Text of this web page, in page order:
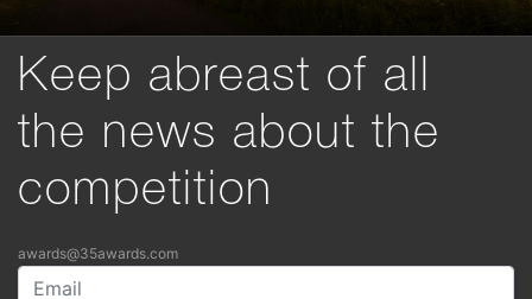
Keep abreast of all
the news about the
competition
awards@35awards.com